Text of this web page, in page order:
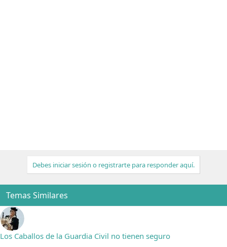
Debes iniciar sesión o registrarte para responder aquí.
Temas Similares
Los Caballos de la Guardia Civil no tienen seguro